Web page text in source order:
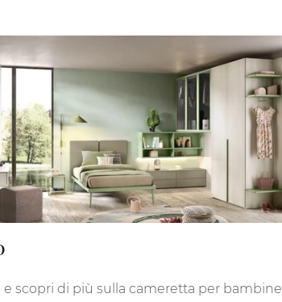
e scopri di più sulla cameretta per bambine